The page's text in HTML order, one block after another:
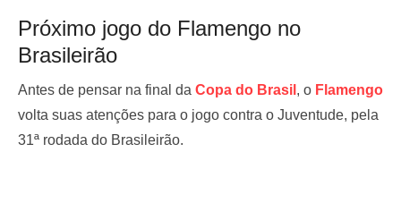
Próximo jogo do Flamengo no
Brasileirão
Antes de pensar na final da Copa do Brasil , o Flamengo
volta suas atenções para o jogo contra o Juventude, pela
31ª rodada do Brasileirão.